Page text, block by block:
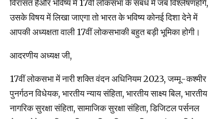
विरासत हैऔर भविष्य में 17वीं लोकसभा के संबंध में जब विश्लेषणहोंगे,
उसके विषय में लिखा जाएगा तो भारत के भविष्य कोनई दिशा देने में
आपकी अध्यक्षता वाली 17वीं लोकसभाकी बहुत बड़ी भूमिका होगी।
आदरणीय अध्यक्ष जी,
17वीं लोकसभा में नारी शक्ति वंदन अधिनियम 2023, जम्‍मू-कश्‍मीर
पुनर्गठन विधेयक, भारतीय न्याय संहिता, भारतीय साक्ष्य बिल, भारतीय
नागरिक सुरक्षा संहिता, सामाजिक सुरक्षा संहिता, डिजिटल पर्सनल